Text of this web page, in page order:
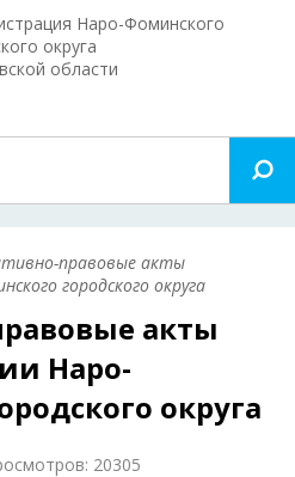
Наро-Фоминского
округа
области
правовые акты
городского округа
акты
Наро-
округа
20305